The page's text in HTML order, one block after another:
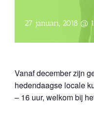
27 januari, 2018 @
Vanaf december zijn
hedendaagse locale
– 16 uur, welkom bij